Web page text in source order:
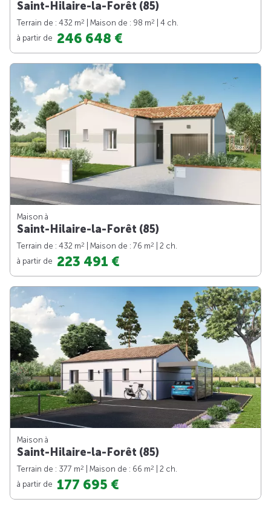
Saint-Hilaire-la-Forêt (85)
Terrain de : 432 m2 | Maison de : 98 m2
| 4 ch.
à partir de 246 648 €
Maison à
Saint-Hilaire-la-Forêt (85)
Terrain de : 432 m2 | Maison de : 76 m2
| 2 ch.
à partir de 223 491 €
Maison à
Saint-Hilaire-la-Forêt (85)
Terrain de : 377 m2 | Maison de : 66 m2
| 2 ch.
à partir de 177 695 €